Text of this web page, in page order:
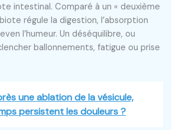
intestinal. Comparé à un « deuxième
régule la digestion, l’absorption
l’humeur. Un déséquilibre, ou
ballonnements, fatigue ou prise
une ablation de la vésicule,
persistent les douleurs ?